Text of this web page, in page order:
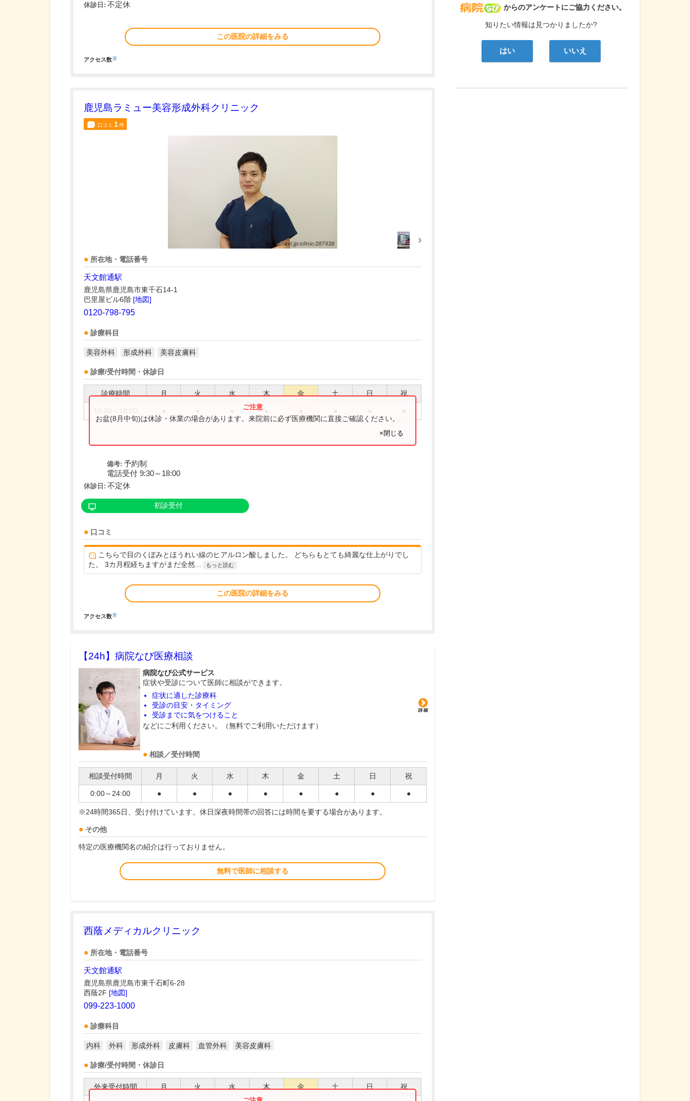
休診日: 不定休
この医院の詳細をみる
アクセス数※
鹿児島ラミュー美容形成外科クリニック
口コミ 1件
所在地・電話番号
天文館通駅
鹿児島県鹿児島市東千石14-1
巴里屋ビル6階 [地図]
0120-798-795
診療科目
美容外科 形成外科 美容皮膚科
診療/受付時間・休診日
診療時間 月 火 水 木 金 土 日 祝
お盆(8月中旬)は休診・休業の場合があります。来院前に必ず医療機関に直接ご確認ください。
×閉じる
備考: 予約制
電話受付 9:30～18:00
休診日: 不定休
初診受付
口コミ
こちらで目のくぼみとほうれい線のヒアルロン酸しました。 どちらもとても綺麗な仕上がりでし
た。 3カ月程経ちますがまだ全然...
もっと読む
この医院の詳細をみる
アクセス数※
【24h】 病院なび医療相談
病院なび公式サービス
症状や受診について医師に相談ができます。
症状に適した診療科
受診の目安・タイミング
受診までに気をつけること
などにご利用ください。（無料でご利用いただけます）
相談／受付時間
相談受付時間 月 火 水 木 金 土 日 祝
0:00～24:00 ● ● ● ● ● ● ● ●
※24時間365日、受け付けています。休日深夜時間帯の回答には時間を要する場合があります。
その他
特定の医療機関名の紹介は行っておりません。
無料で医師に相談する
西蔭メディカルクリニック
所在地・電話番号
天文館通駅
鹿児島県鹿児島市東千石町6-28
西蔭2F [地図]
099-223-1000
診療科目
内科 外科 形成外科 皮膚科 血管外科 美容皮膚科
診療/受付時間・休診日
外来受付時間 月 火 水 木 金 土 日 祝
病院なび
からのアンケートにご協力ください。
知りたい情報は見つかりましたか?
はい いいえ